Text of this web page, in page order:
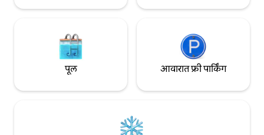
पूल आवारात फ्री पार्किंग